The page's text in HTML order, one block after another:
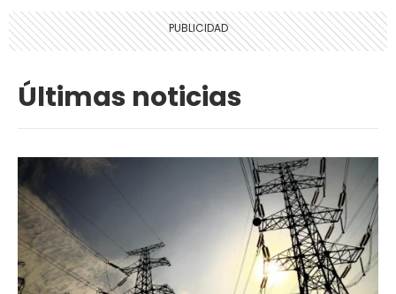
Últimas noticias